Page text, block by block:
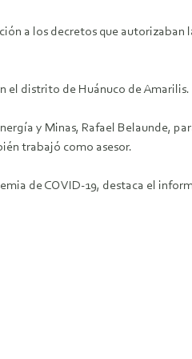
a los decretos que autorizaban
el distrito de Huánuco de Amarilis.
y Minas, Rafael Belaunde,
trabajó como asesor.
de COVID-19, destaca el